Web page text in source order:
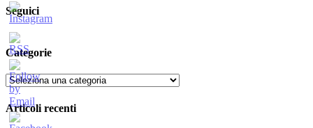
Seguici
Categorie
Categorie
Articoli recenti